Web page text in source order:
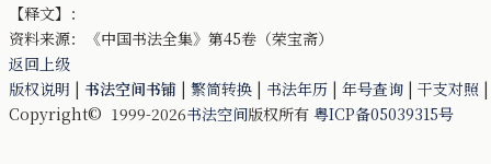
【释文】：
资料来源：《中国书法全集》第45卷（荣宝斋）
返回上级
版权说明 | 书法空间书铺 | 繁简转换 | 书法年历 | 年号查询 | 干支对照
Copyright© 1999-2026书法空间版权所有 粤ICP备05039315号